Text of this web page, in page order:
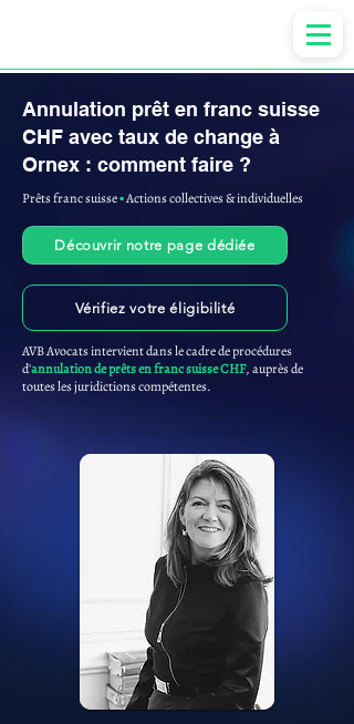
Annulation prêt en franc suisse
CHF avec taux de change à
Ornex : comment faire ?
Prêts franc suisse▪︎Actions collectives & individuelles
Découvrir notre page dédiée
Vérifiez votre éligibilité
AVB Avocats intervient dans le cadre de procédures
d'annulation de prêts en franc suisse CHF, auprès de
toutes les juridictions compétentes.